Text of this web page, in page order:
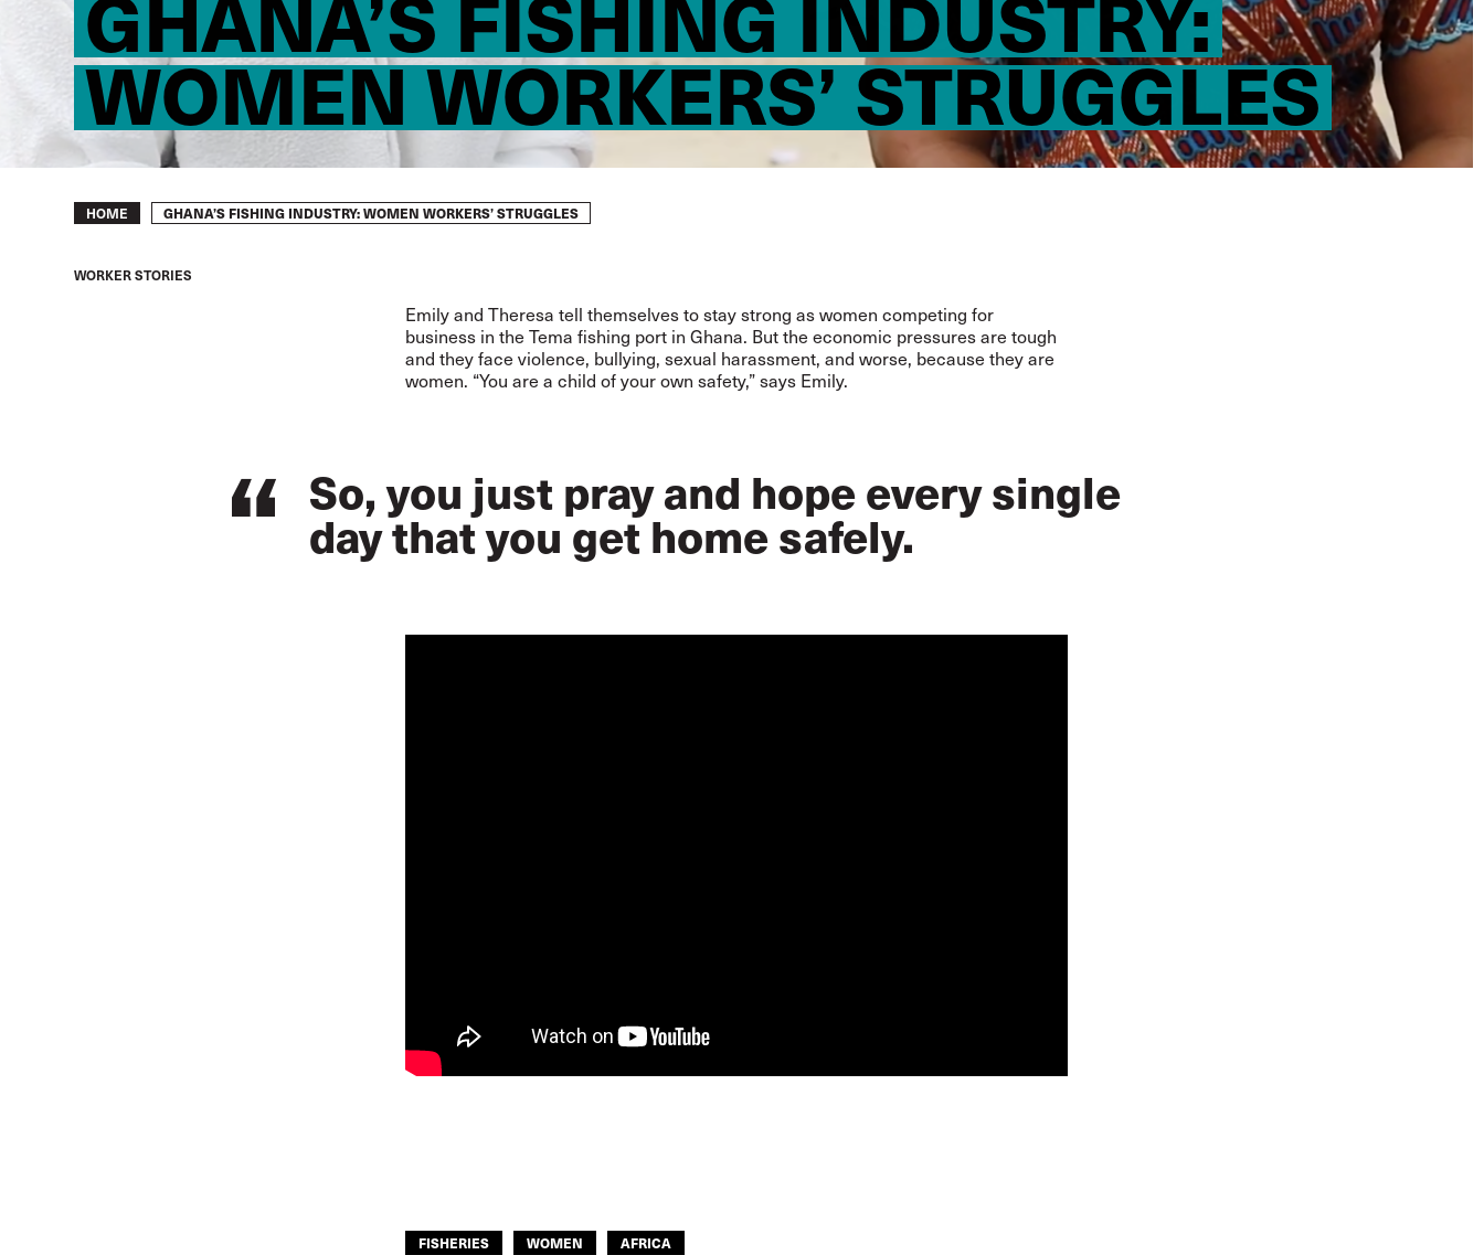
WOMEN WORKERS’ STRUGGLES
Breadcrumb
HOME GHANA’S FISHING INDUSTRY: WOMEN WORKERS’ STRUGGLES
WORKER STORIES
Emily and Theresa tell themselves to stay strong as women competing for
business in the Tema fishing port in Ghana. But the economic pressures are tough
and they face violence, bullying, sexual harassment, and worse, because they are
women. “You are a child of your own safety,” says Emily.
So, you just pray and hope every single
day that you get home safely.
FISHERIES WOMEN AFRICA